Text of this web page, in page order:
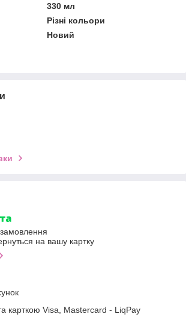
330 мл
Різні кольори
Новий
на вашу картку
карткою Visa, Mastercard - LiqPay